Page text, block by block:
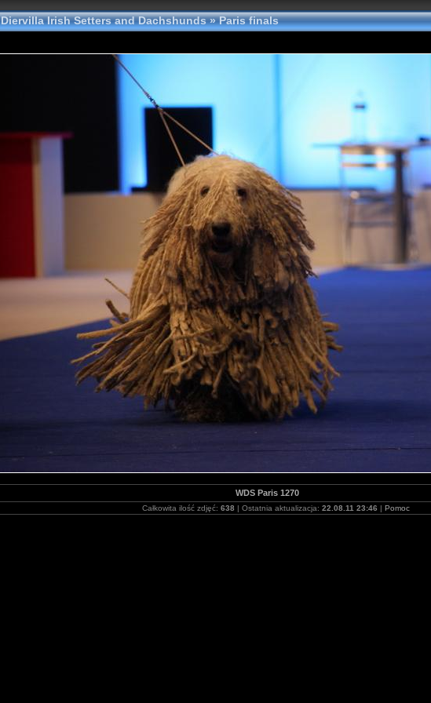
Diervilla Irish Setters and Dachshunds»Paris finals
WDS Paris 1270
Całkowita ilość zdjęć: 638 | Ostatnia aktualizacja: 22.08.11 23:46 | Pomoc